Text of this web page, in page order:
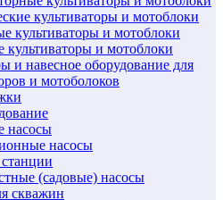
культиваторы и мотоблоки
культиваторы и мотоблоки
культиваторы и мотоблоки
и навесное оборудование для
и мотоболоков
насосы
насосы
(садовые) насосы
скважин